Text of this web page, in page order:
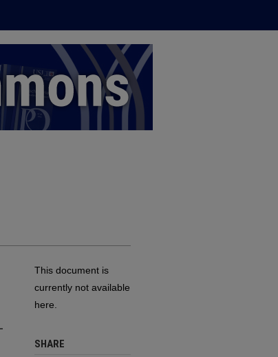
This document is
currently not available
here.
SHARE